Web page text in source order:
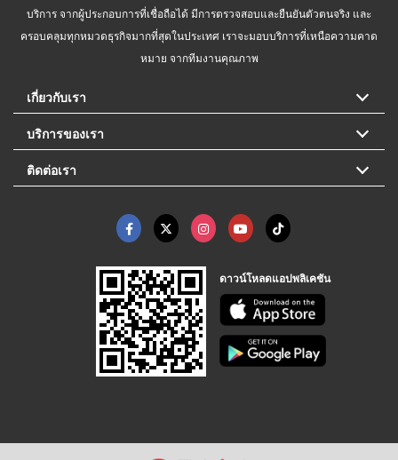
บริการ จากผู้ประกอบการที่เชื่อถือได้ มีการตรวจสอบและยืนยันตัวตนจริง และ
ครอบคลุมทุกหมวดธุรกิจมากที่สุดในประเทศ เราจะมอบบริการที่เหนือความคาด
หมาย จากทีมงานคุณภาพ
เกี่ยวกับเรา
บริการของเรา
ติดต่อเรา
ดาวน์โหลดแอปพลิเคชัน